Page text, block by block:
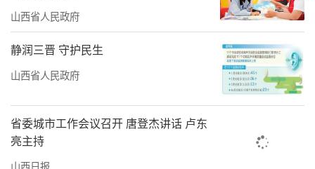
山西省人民政府
静润三晋 守护民生
山西省人民政府
省委城市工作会议召开 唐登杰讲话 卢东
亮主持
山西日报